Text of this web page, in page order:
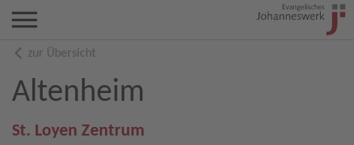
zur Übersicht
Altenheim
St. Loyen Zentrum